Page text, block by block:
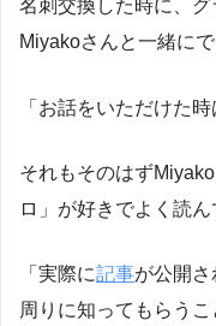
名刺交換した時に、グ
Miyakoさんと一緒に
「お話をいただけた
それもそのはず
ロ」が好きでよく読ん
「実際に記事が公開
周りに知ってもらう